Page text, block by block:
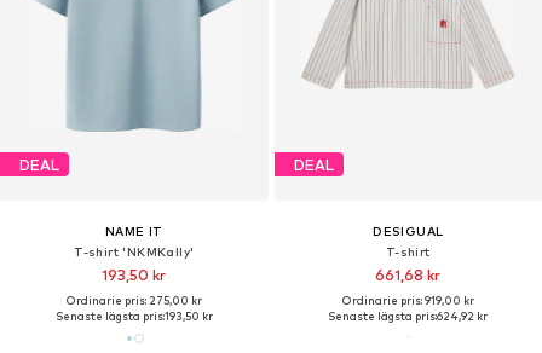
DEAL
NAME IT
T-shirt 'NKMKally'
193,50 kr
Ordinarie pris: 275,00 kr
Senaste lägsta pris:193,50 kr
DEAL
DESIGUAL
T-shirt
661,68 kr
Ordinarie pris: 919,00 kr
Senaste lägsta pris:624,92 kr